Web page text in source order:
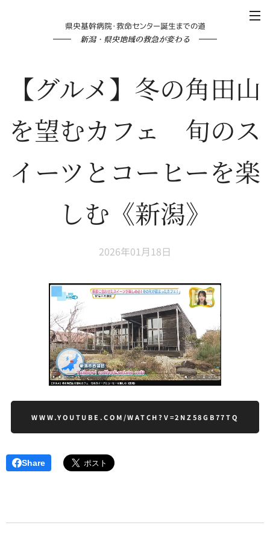
県央基幹病院・救命センター誕生までの道
新潟・県央地域の救急が変わる
【グルメ】冬の角田山
を望むカフェ 旬のス
イーツとコーヒーを楽
しむ《新潟》
2026年01月18日
WWW.YOUTUBE.COM/WATCH?V=2NZ58GB77TQ
Share